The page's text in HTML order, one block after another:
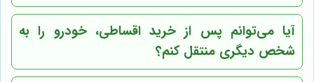
آیا می‌توانم پس از خرید اقساطی، خودرو را به
شخص دیگری منتقل کنم؟